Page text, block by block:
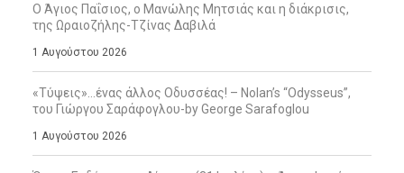
Ο Άγιος Παΐσιος, ο Μανώλης Μητσιάς και η διάκρισις,
της Ωραιοζήλης-Τζίνας Δαβιλά
1 Αυγούστου 2026
«Τύψεις»…ένας άλλος Οδυσσέας! – Nolan’s “Odysseus”,
του Γιώργου Σαράφογλου-by George Sarafoglou
1 Αυγούστου 2026